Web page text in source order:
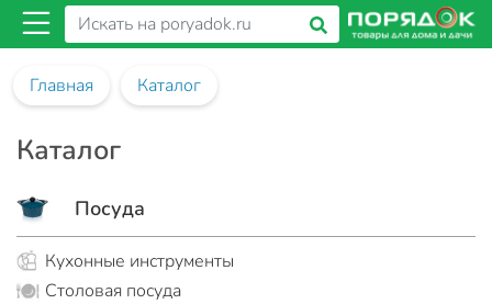
Главная Каталог
Каталог
Посуда
Кухонные инструменты
Столовая посуда